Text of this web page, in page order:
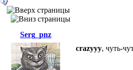
Serg_pnz
crazyyy, чуть-